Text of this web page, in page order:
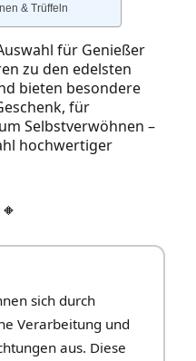
& Trüffeln
für Genießer
zu den edelsten
bieten besondere
für
Selbstverwöhnen –
hochwertiger
sich durch
Verarbeitung und
aus. Diese